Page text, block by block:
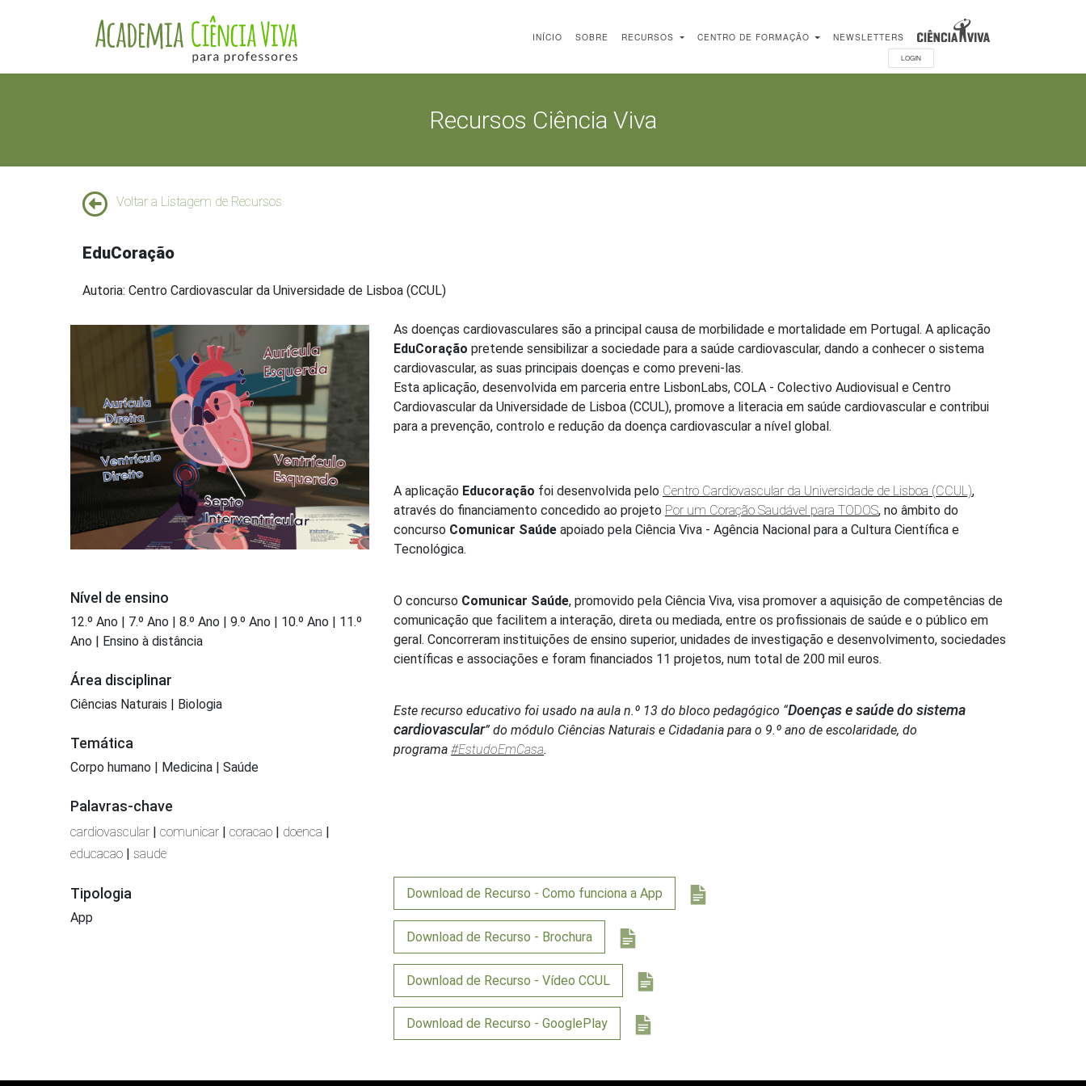
INÍCIO SOBRE RECURSOS CENTRO DE FORMAÇÃO NEWSLETTERS
LOGIN
Recursos Ciência Viva
Voltar a Listagem de Recursos
EduCoração
Autoria: Centro Cardiovascular da Universidade de Lisboa (CCUL)
Nível de ensino
12.º Ano | 7.º Ano | 8.º Ano | 9.º Ano | 10.º Ano | 11.º
Ano | Ensino à distância
Área disciplinar
Ciências Naturais | Biologia
Temática
Corpo humano | Medicina | Saúde
Palavras-chave
cardiovascular | comunicar | coracao | doenca |
educacao | saude
Tipologia
App
As doenças cardiovasculares são a principal causa de morbilidade e mortalidade em Portugal. A aplicação
EduCoração pretende sensibilizar a sociedade para a saúde cardiovascular, dando a conhecer o sistema
cardiovascular, as suas principais doenças e como preveni-las.
Esta aplicação, desenvolvida em parceria entre LisbonLabs, COLA - Colectivo Audiovisual e Centro
Cardiovascular da Universidade de Lisboa (CCUL), promove a literacia em saúde cardiovascular e contribui
para a prevenção, controlo e redução da doença cardiovascular a nível global.
A aplicação Educoração foi desenvolvida pelo Centro Cardiovascular da Universidade de Lisboa (CCUL),
através do financiamento concedido ao projeto Por um Coração Saudável para TODOS, no âmbito do
concurso Comunicar Saúde apoiado pela Ciência Viva - Agência Nacional para a Cultura Científica e
Tecnológica.
O concurso Comunicar Saúde, promovido pela Ciência Viva, visa promover a aquisição de competências de
comunicação que facilitem a interação, direta ou mediada, entre os profissionais de saúde e o público em
geral. Concorreram instituições de ensino superior, unidades de investigação e desenvolvimento, sociedades
científicas e associações e foram financiados 11 projetos, num total de 200 mil euros.
Este recurso educativo foi usado na aula n.º 13 do bloco pedagógico “Doenças e saúde do sistema
cardiovascular” do módulo Ciências Naturais e Cidadania para o 9.º ano de escolaridade, do
programa #EstudoEmCasa.
Download de Recurso - Como funciona a App
Download de Recurso - Brochura
Download de Recurso - Vídeo CCUL
Download de Recurso - GooglePlay